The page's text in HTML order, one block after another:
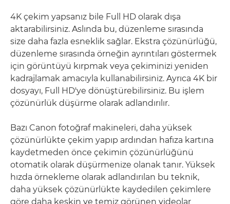
4K çekim yapsanız bile Full HD olarak dışa
aktarabilirsiniz. Aslında bu, düzenleme sırasında
size daha fazla esneklik sağlar. Ekstra çözünürlüğü,
düzenleme sırasında örneğin ayrıntıları göstermek
için görüntüyü kırpmak veya çekiminizi yeniden
kadrajlamak amacıyla kullanabilirsiniz. Ayrıca 4K bir
dosyayı, Full HD'ye dönüştürebilirsiniz. Bu işlem
çözünürlük düşürme olarak adlandırılır.
Bazı Canon fotoğraf makineleri, daha yüksek
çözünürlükte çekim yapıp ardından hafıza kartına
kaydetmeden önce çekimin çözünürlüğünü
otomatik olarak düşürmenize olanak tanır. Yüksek
hızda örnekleme olarak adlandırılan bu teknik,
daha yüksek çözünürlükte kaydedilen çekimlere
göre daha keskin ve temiz görünen videolar